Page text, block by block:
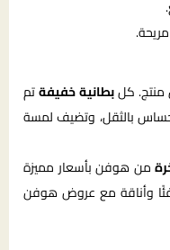
منتج. كلبطانية خفيفةتم
بالثقل، وتضيف لمسة
من هوفن بأسعار مميزة
وأناقة مع عروض هوفن